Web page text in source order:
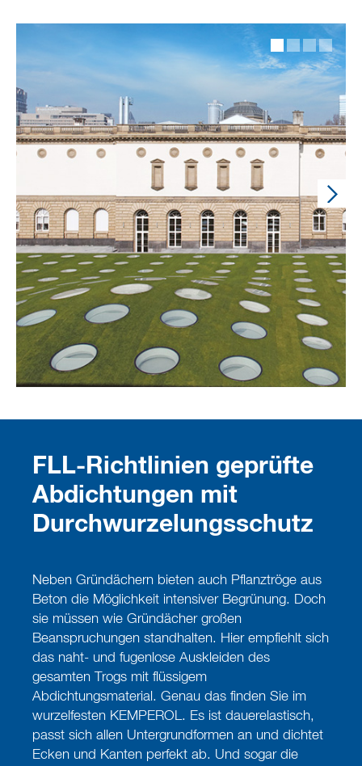
FLL-Richtlinien geprüfte
Abdichtungen mit
Durchwurzelungsschutz
Neben Gründächern bieten auch Pflanztröge aus
Beton die Möglichkeit intensiver Begrünung. Doch
sie müssen wie Gründächer großen
Beanspruchungen standhalten. Hier empfiehlt sich
das naht- und fugenlose Auskleiden des
gesamten Trogs mit flüssigem
Abdichtungsmaterial. Genau das finden Sie im
wurzelfesten KEMPEROL. Es ist dauerelastisch,
passt sich allen Untergrundformen an und dichtet
Ecken und Kanten perfekt ab. Und sogar die